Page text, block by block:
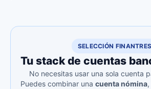
SELECCIÓN FINANTRES
Tu stack de cuentas
No necesitas usar una sola cuenta
Puedes combinar una cuenta nómina,